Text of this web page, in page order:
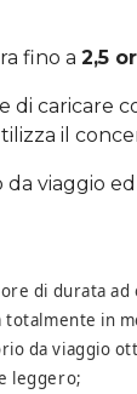
fino a 2,5
di caricare
il
viaggio
di durata
totalmente in
da viaggio
leggero;